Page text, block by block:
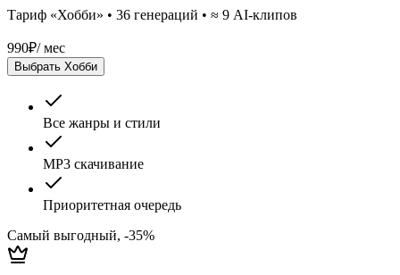
Тариф «Хобби» • 36 генераций • ≈ 9 AI-клипов
990₽/ мес
Выбрать Хобби
Все жанры и стили
MP3 скачивание
Приоритетная очередь
Самый выгодный, -35%